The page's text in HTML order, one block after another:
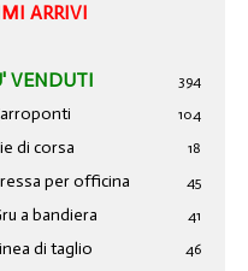
ARRIVI
VENDUTI 394
104
di corsa 18
per officina 45
a bandiera 41
di taglio 46